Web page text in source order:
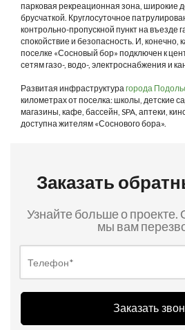
парковая рекреационная зона, широкие
брусчаткой. Круглосуточное
контрольно-пропускной пункт на въезде
спокойствие и безопасность. И, конечно,
поселке «Сосновый бор» подключен к
сетям газо-, водо-, электроснабжения и
Развитая инфраструктурагорода
километрах от поселка: школы, детские
магазины, кафе, бассейн, SPA, аптеки,
доступна жителям «Соснового бора».
Заказать
Узнайте больше о проекте.
мы вам
Заказать